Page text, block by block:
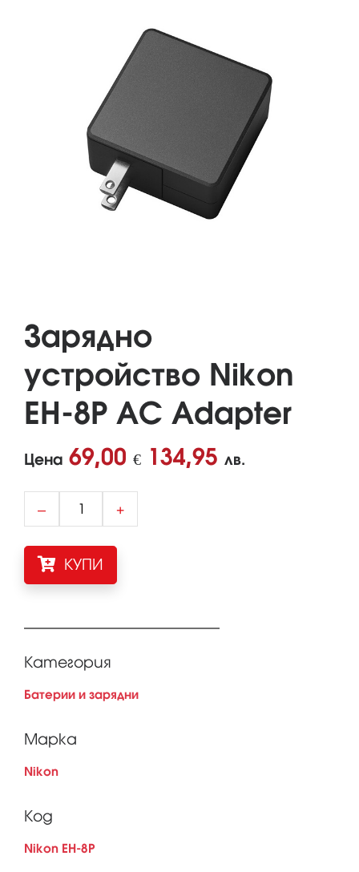
Зарядно
устройство Nikon
EH-8P AC Adapter
Цена 69,00 € 134,95 лв.
– +
КУПИ
Категория
Батерии и зарядни
Марка
Nikon
Код
Nikon EH-8P